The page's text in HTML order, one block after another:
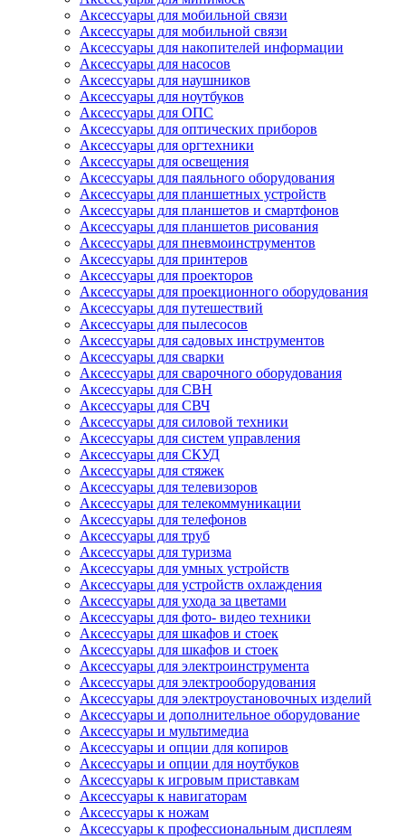
Аксессуары для мобильной связи
Аксессуары для мобильной связи
Аксессуары для накопителей информации
Аксессуары для насосов
Аксессуары для наушников
Аксессуары для ноутбуков
Аксессуары для ОПС
Аксессуары для оптических приборов
Аксессуары для оргтехники
Аксессуары для освещения
Аксессуары для паяльного оборудования
Аксессуары для планшетных устройств
Аксессуары для планшетов и смартфонов
Аксессуары для планшетов рисования
Аксессуары для пневмоинструментов
Аксессуары для принтеров
Аксессуары для проекторов
Аксессуары для проекционного оборудования
Аксессуары для путешествий
Аксессуары для пылесосов
Аксессуары для садовых инструментов
Аксессуары для сварки
Аксессуары для сварочного оборудования
Аксессуары для СВН
Аксессуары для СВЧ
Аксессуары для силовой техники
Аксессуары для систем управления
Аксессуары для СКУД
Аксессуары для стяжек
Аксессуары для телевизоров
Аксессуары для телекоммуникации
Аксессуары для телефонов
Аксессуары для труб
Аксессуары для туризма
Аксессуары для умных устройств
Аксессуары для устройств охлаждения
Аксессуары для ухода за цветами
Аксессуары для фото- видео техники
Аксессуары для шкафов и стоек
Аксессуары для шкафов и стоек
Аксессуары для электроинструмента
Аксессуары для электрооборудования
Аксессуары для электроустановочных изделий
Аксессуары и дополнительное оборудование
Аксессуары и мультимедиа
Аксессуары и опции для копиров
Аксессуары и опции для ноутбуков
Аксессуары к игровым приставкам
Аксессуары к навигаторам
Аксессуары к ножам
Аксессуары к профессиональным дисплеям